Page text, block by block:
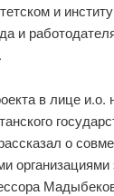
и
и
в лице и.о.
о